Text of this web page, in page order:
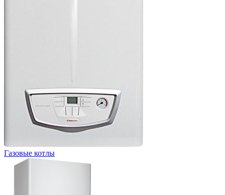
Газовые котлы